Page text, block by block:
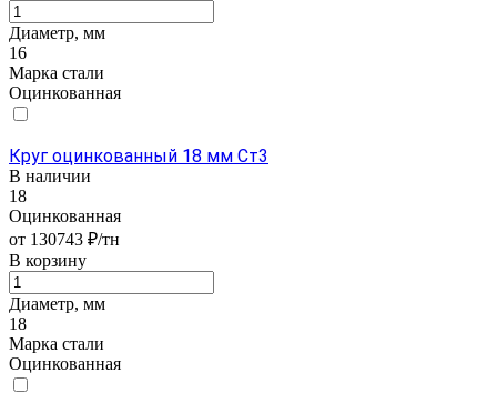
Диаметр, мм
16
Марка стали
Оцинкованная
Круг оцинкованный 18 мм Ст3
В наличии
18
Оцинкованная
от 130743 ₽/тн
В корзину
Диаметр, мм
18
Марка стали
Оцинкованная